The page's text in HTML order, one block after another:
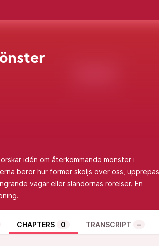
idén om återkommande mönster i
berör hur former sköljs över oss, upprepas
vägar eller sländornas rörelser. En
CHAPTERS 0 TRANSCRIPT –